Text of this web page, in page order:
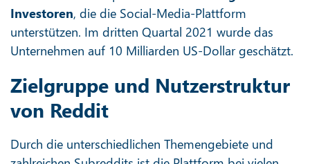
Investoren, die die Social-Media-Plattform
unterstützen. Im dritten Quartal 2021 wurde das
Unternehmen auf 10 Milliarden US-Dollar geschätzt.
Zielgruppe und Nutzerstruktur
von Reddit
Durch die unterschiedlichen Themengebiete und